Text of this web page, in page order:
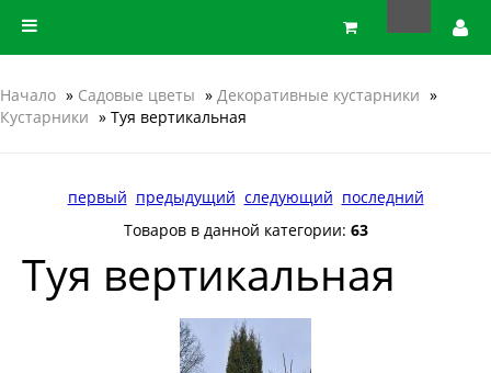
Начало » Садовые цветы » Декоративные кустарники »
Кустарники » Туя вертикальная
первый предыдущий следующий последний
Товаров в данной категории: 63
Туя вертикальная